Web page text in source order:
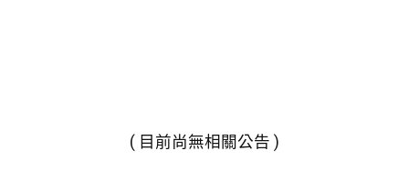
( 目前尚無相關公告 )